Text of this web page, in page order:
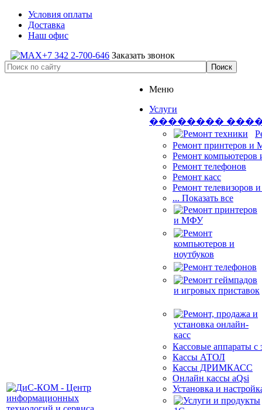
Условия оплаты
Доставка
Наш офис
+7 342 2-700-646 Заказать звонок
Меню
Услуги
��������
Ремонт принтеров
Ремонт компьютеров
Ремонт телефонов
Ремонт касс
Ремонт телевизоров
... Показать все
Кассовые аппараты с
Кассы АТОЛ
Кассы ДРИМКАСС
Онлайн кассы aQsi
Установка и